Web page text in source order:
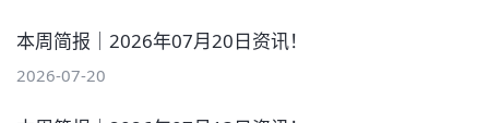
本周简报｜2026年07月20日资讯！
2026-07-20